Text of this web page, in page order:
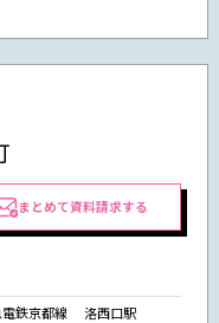
まとめて資料請求する
電鉄京都線 洛西口駅